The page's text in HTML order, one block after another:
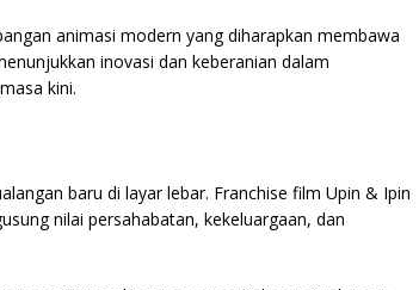
animasi modern yang diharapkan membawa
inovasi dan keberanian dalam
kini.
baru di layar lebar. Franchise film Upin & Ipin
nilai persahabatan, kekeluargaan, dan